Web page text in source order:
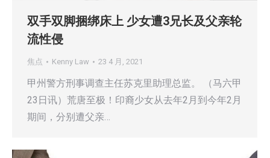
双手双脚捆绑床上 少女遭3兄长及父亲轮
流性侵
焦点 Kenny Law 23 4 月, 2021
甲州警方刑事调查主任苏克里助理总监。 （马六甲
23日讯）荒唐至极！印裔少女从去年2月到今年2月
期间，分别遭父亲…